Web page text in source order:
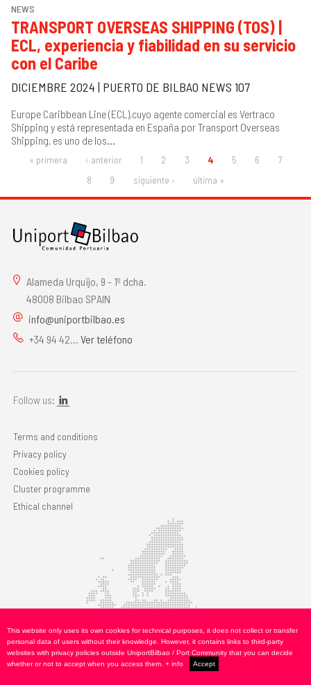
NEWS
TRANSPORT OVERSEAS SHIPPING (TOS) |
ECL, experiencia y fiabilidad en su servicio
con el Caribe
DICIEMBRE 2024 | PUERTO DE BILBAO NEWS 107
Europe Caribbean Line (ECL),cuyo agente comercial es Vertraco
Shipping y está representada en España por Transport Overseas
Shipping, es uno de los...
PAGES« primera ‹ anterior 1 2 3 4 5 6
7
8
9 siguiente › última »
Alameda Urquijo, 9 - 1º dcha.
48008 Bilbao SPAIN
info@uniportbilbao.es
+34 94 42... Ver teléfono
Follow us:
Terms and conditions
Privacy policy
Cookies policy
Cluster programme
Ethical channel
This website only uses its own cookies for technical purposes, it does not collect or transfer
personal data of users without their knowledge. However, it contains links to third-party
websites with privacy policies outside UniportBilbao / Port Community that you can decide
whether or not to accept when you access them. + info Accept